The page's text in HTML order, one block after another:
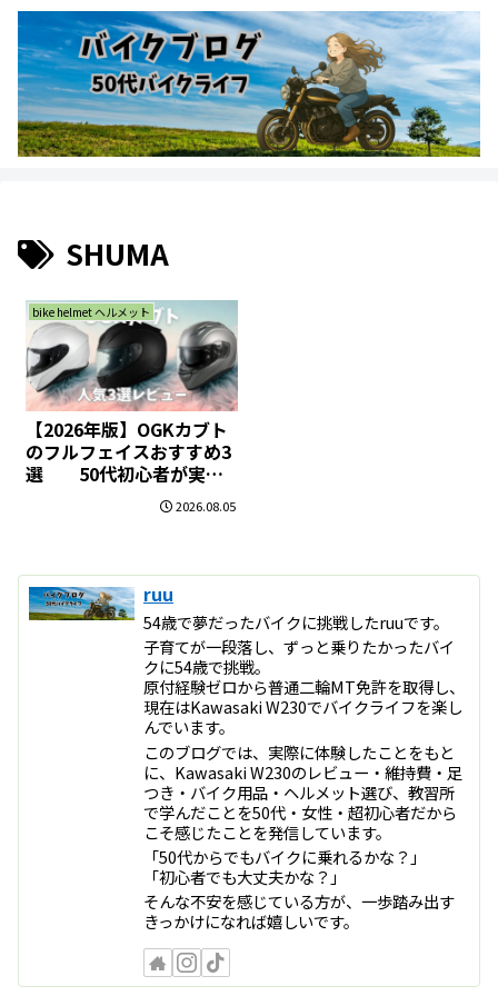
SHUMA
bike helmet ヘルメット
【2026年版】OGKカブト
のフルフェイスおすすめ3
選 50代初心者が実際
2026.08.05
ruu
54歳で夢だったバイクに挑戦したruuです。
子育てが一段落し、ずっと乗りたかったバイ
クに54歳で挑戦。
原付経験ゼロから普通二輪MT免許を取得し、
現在はKawasaki W230でバイクライフを楽し
んでいます。
このブログでは、実際に体験したことをもと
に、Kawasaki W230のレビュー・維持費・足
つき・バイク用品・ヘルメット選び、教習所
で学んだことを50代・女性・超初心者だから
こそ感じたことを発信しています。
「50代からでもバイクに乗れるかな？」
「初心者でも大丈夫かな？」
そんな不安を感じている方が、一歩踏み出す
きっかけになれば嬉しいです。